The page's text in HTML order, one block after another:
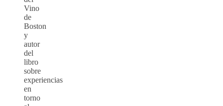
Vino
de
Boston
y
autor
del
libro
sobre
experiencias
en
torno